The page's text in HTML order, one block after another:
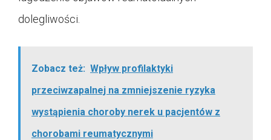
dolegliwości.
Zobacz też: Wpływ profilaktyki
przeciwzapalnej na zmniejszenie ryzyka
wystąpienia choroby nerek u pacjentów z
chorobami reumatycznymi